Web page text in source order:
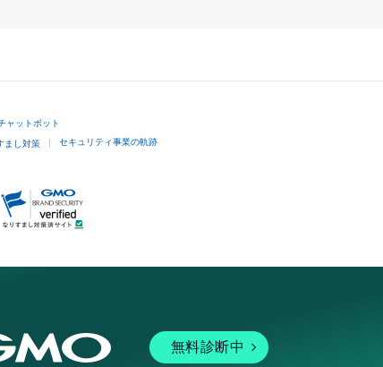
ャットボット
まし対策 セキュリティ事業の軌跡
無料診断中